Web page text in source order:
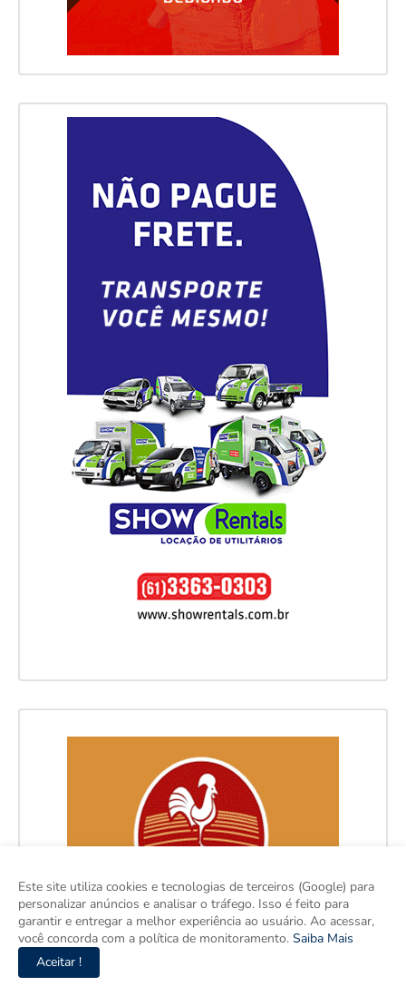
Este site utiliza cookies e tecnologias de terceiros (Google) para
personalizar anúncios e analisar o tráfego. Isso é feito para
garantir e entregar a melhor experiência ao usuário. Ao acessar,
você concorda com a política de monitoramento. Saiba Mais
Aceitar !